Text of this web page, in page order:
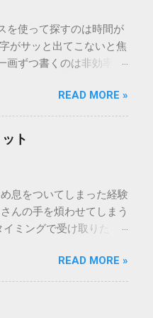
を使って探すのは時間が
がサッと出てこないと焦
画ずつ書くのは非効率で
を詳しく解説します。
換」しても旧字・外字
は、パソコンが文字を
）によって「第1水
文字には、いわば「住
接指定すれば、確実に呼
も汎用性が高く、特別な
する。 入力モードを「半
ら[X]キー**を押す。 入
READ MORE »
ト
息をついてしまった経験
んの手を煩わせてしまう
ミングで受け取りた
ストレスは驚くほど軽く
メリットを徹底解説しま
READ MORE »